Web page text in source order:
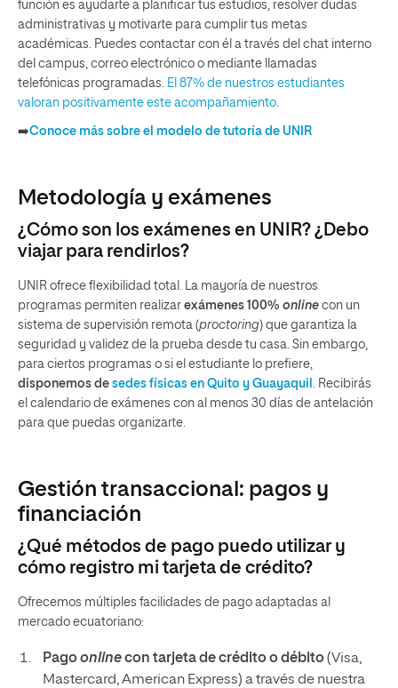
función es ayudarte a planificar tus estudios, resolver dudas
administrativas y motivarte para cumplir tus metas
académicas. Puedes contactar con él a través del chat interno
del campus, correo electrónico o mediante llamadas
telefónicas programadas.
El 87% de nuestros estudiantes
valoran positivamente este acompañamiento
➡️Conoce más sobre el modelo de tutoría de UNIR
Metodología y exámenes
¿Cómo son los exámenes en UNIR? ¿Debo
viajar para rendirlos?
UNIR ofrece flexibilidad total. La mayoría de nuestros
programas permiten realizar exámenes 100% online con un
sistema de supervisión remota (proctoring) que garantiza la
seguridad y validez de la prueba desde tu casa. Sin embargo,
para ciertos programas o si el estudiante lo prefiere,
disponemos de sedes físicas en Quito y Guayaquil
. Recibirás
el calendario de exámenes con al menos 30 días de antelación
para que puedas organizarte.
Gestión transaccional: pagos y
financiación
¿Qué métodos de pago puedo utilizar y
cómo registro mi tarjeta de crédito?
Ofrecemos múltiples facilidades de pago adaptadas al
mercado ecuatoriano:
Pagoonlinecon tarjeta de crédito o débito(Visa,
Mastercard, American Express) a través de nuestra